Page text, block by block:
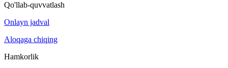
Qo'llab-quvvatlash
Onlayn jadval
Aloqaga chiqing
Hamkorlik